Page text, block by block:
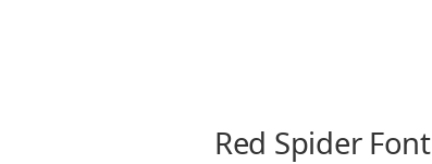
Red Spider Font